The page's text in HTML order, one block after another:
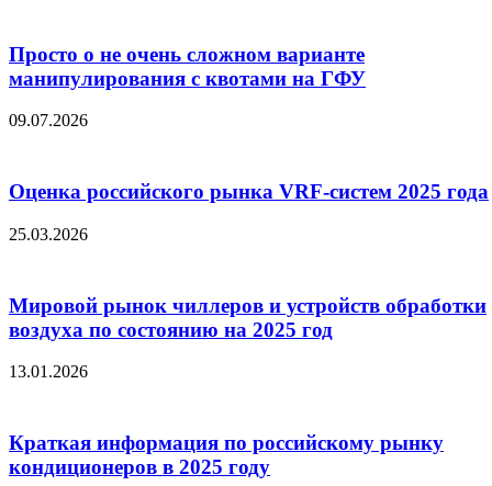
Просто о не очень сложном варианте
манипулирования с квотами на ГФУ
09.07.2026
Оценка российского рынка VRF-систем 2025 года
25.03.2026
Мировой рынок чиллеров и устройств обработки
воздуха по состоянию на 2025 год
13.01.2026
Краткая информация по российскому рынку
кондиционеров в 2025 году